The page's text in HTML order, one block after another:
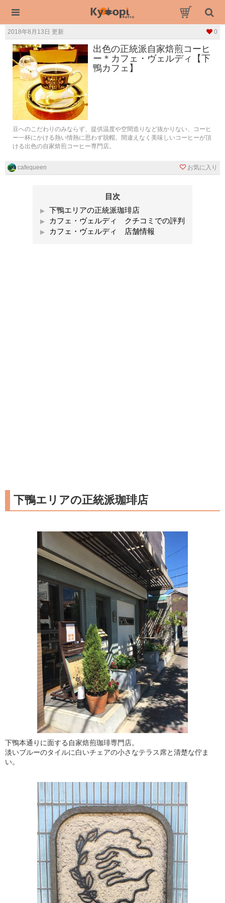
2018年8月13日 更新 0
出色の正統派自家焙煎コーヒ
ー＊カフェ・ヴェルディ【下
鴨カフェ】
豆へのこだわりのみならず、提供温度や空間造りなど抜かりない、コーヒ
ー一杯にかける熱い情熱に思わず脱帽。間違えなく美味しいコーヒーが頂
ける出色の自家焙煎コーヒー専門店。
cafequeen お気に入り
目次
下鴨エリアの正統派珈琲店
カフェ・ヴェルディ クチコミでの評判
カフェ・ヴェルディ 店舗情報
下鴨エリアの正統派珈琲店
下鴨本通りに面する自家焙煎珈琲専門店。
淡いブルーのタイルに白いチェアの小さなテラス席と清楚な佇ま
い。